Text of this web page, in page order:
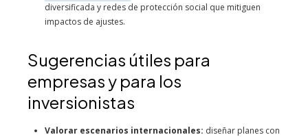
diversificada y redes de protección social que mitiguen
impactos de ajustes.
Sugerencias útiles para
empresas y para los
inversionistas
Valorar escenarios internacionales: diseñar planes con